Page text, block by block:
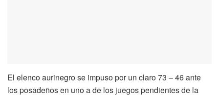
El elenco aurinegro se impuso por un claro 73 – 46 ante
los posadeños en uno a de los juegos pendientes de la